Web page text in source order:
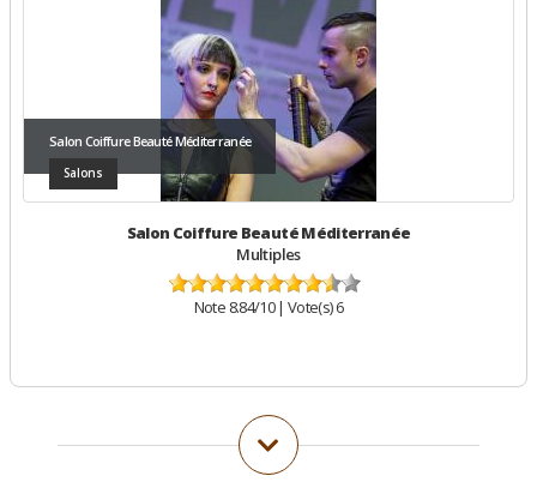
Salon Coiffure Beauté Méditerranée
Salons
Salon Coiffure Beauté Méditerranée
Multiples
Note 8.84/10 | Vote(s)6